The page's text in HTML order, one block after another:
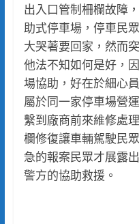
出入口管制柵欄故障
助式停車場，停車民
大哭著要回家，然而
他法不知如何是好，
場協助，好在於細心
屬於同一家停車場營
繫到廠商前來維修處
欄修復讓車輛駕駛民
急的報案民眾才展露
警方的協助救援。